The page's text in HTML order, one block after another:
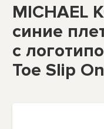
MICHAEL
синие
с
Toe Slip